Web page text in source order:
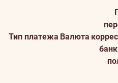
Тип платежа Валюта